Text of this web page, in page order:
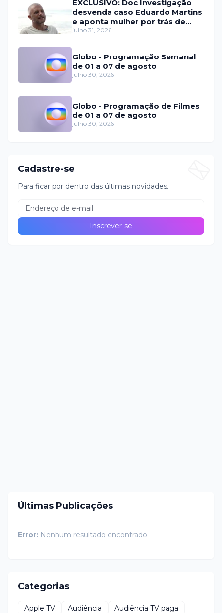
EXCLUSIVO: Doc Investigação
desvenda caso Eduardo Martins
e aponta mulher por trás de
fraude internacional
julho 31, 2026
Globo - Programação Semanal
de 01 a 07 de agosto
julho 30, 2026
Globo - Programação de Filmes
de 01 a 07 de agosto
julho 30, 2026
Cadastre-se
Para ficar por dentro das últimas novidades.
Últimas Publicações
Error: Nenhum resultado encontrado
Categorias
Apple TV Audiência
Audiência TV paga